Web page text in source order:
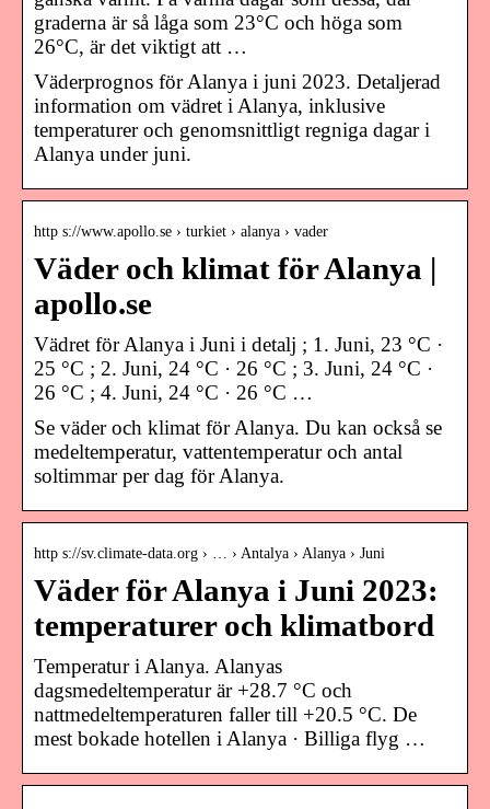
graderna är så låga som 23°C och höga som
26°C, är det viktigt att …
Väderprognos för Alanya i juni 2023. Detaljerad
information om vädret i Alanya, inklusive
temperaturer och genomsnittligt regniga dagar i
Alanya under juni.
http s://www.apollo.se › turkiet › alanya › vader
Väder och klimat för Alanya |
apollo.se
Vädret för Alanya i Juni i detalj ; 1. Juni, 23 °C ·
25 °C ; 2. Juni, 24 °C · 26 °C ; 3. Juni, 24 °C ·
26 °C ; 4. Juni, 24 °C · 26 °C …
Se väder och klimat för Alanya. Du kan också se
medeltemperatur, vattentemperatur och antal
soltimmar per dag för Alanya.
http s://sv.climate-data.org › … › Antalya › Alanya › Juni
Väder för Alanya i Juni 2023:
temperaturer och klimatbord
Temperatur i Alanya. Alanyas
dagsmedeltemperatur är +28.7 °C och
nattmedeltemperaturen faller till +20.5 °C. De
mest bokade hotellen i Alanya · Billiga flyg …